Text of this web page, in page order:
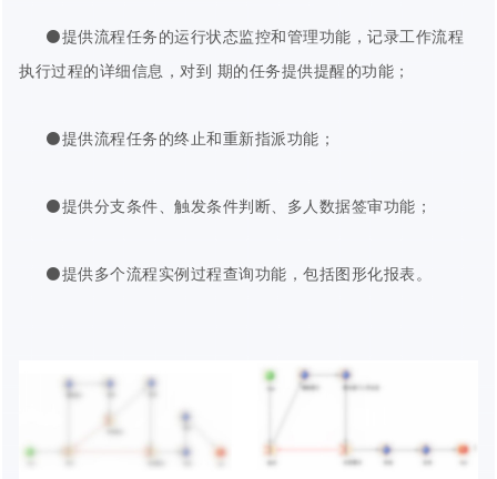
⚫提供流程任务的运行状态监控和管理功能，记录工作流程
执行过程的详细信息，对到 期的任务提供提醒的功能；
⚫提供流程任务的终止和重新指派功能；
⚫提供分支条件、触发条件判断、多人数据签审功能；
⚫提供多个流程实例过程查询功能，包括图形化报表。